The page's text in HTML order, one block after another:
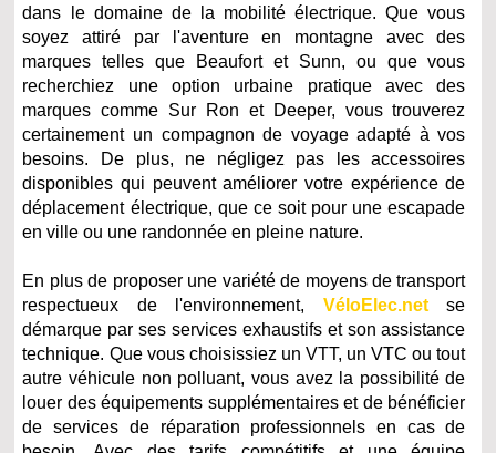
dans le domaine de la mobilité électrique. Que vous
soyez attiré par l'aventure en montagne avec des
marques telles que Beaufort et Sunn, ou que vous
recherchiez une option urbaine pratique avec des
marques comme Sur Ron et Deeper, vous trouverez
certainement un compagnon de voyage adapté à vos
besoins. De plus, ne négligez pas les accessoires
disponibles qui peuvent améliorer votre expérience de
déplacement électrique, que ce soit pour une escapade
en ville ou une randonnée en pleine nature.
En plus de proposer une variété de moyens de transport
respectueux de l'environnement, VéloElec.netse
démarque par ses services exhaustifs et son assistance
technique. Que vous choisissiez un VTT, un VTC ou tout
autre véhicule non polluant, vous avez la possibilité de
louer des équipements supplémentaires et de bénéficier
de services de réparation professionnels en cas de